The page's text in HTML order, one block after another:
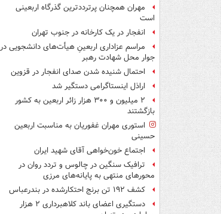
مهران همچنان پرترددترین گذرگاه اربعینی
است
انفجار در یک کارخانه در جنوب تهران
مراسم عزاداری اربعینِ هیأت‌های دانشجویی در
جوار محل شهادت رهبر
احتمال شنیده شدن صدای انفجار در قزوین
اراذل اینستاگرامی دستگیر شد
۲ میلیون و ۳۰۰ هزار زائر اربعین به کشور
بازگشتند
استوری مهران غفوریان به مناسبت اربعین
حسینی
اجتماع خون‌خواهی آقای شهید ایران
ترافیک سنگین در چالوس و تردد روان در
محورهای منتهی به پایانه‌های مرزی
کشف ۱۹۲ تن برنج احتکارشده در بندرعباس
دستگیری اعضای باند کلاهبرداری ۲ هزار